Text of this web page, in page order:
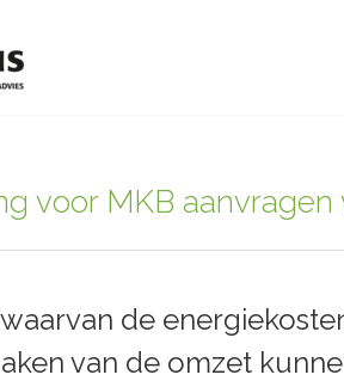
voor MKB aanvragen
de
van de omzet